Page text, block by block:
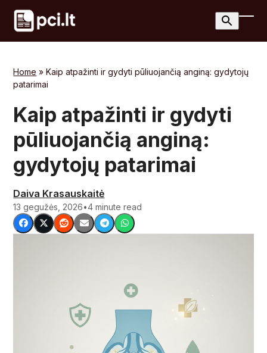
Skip
content
Home »Kaip atpažinti ir gydyti pūliuojančią anginą: gydytojų
patarimai
Kaip atpažinti ir gydyti
pūliuojančią anginą:
gydytojų patarimai
Daiva Krasauskaitė
13 gegužės, 2026•4 minute read